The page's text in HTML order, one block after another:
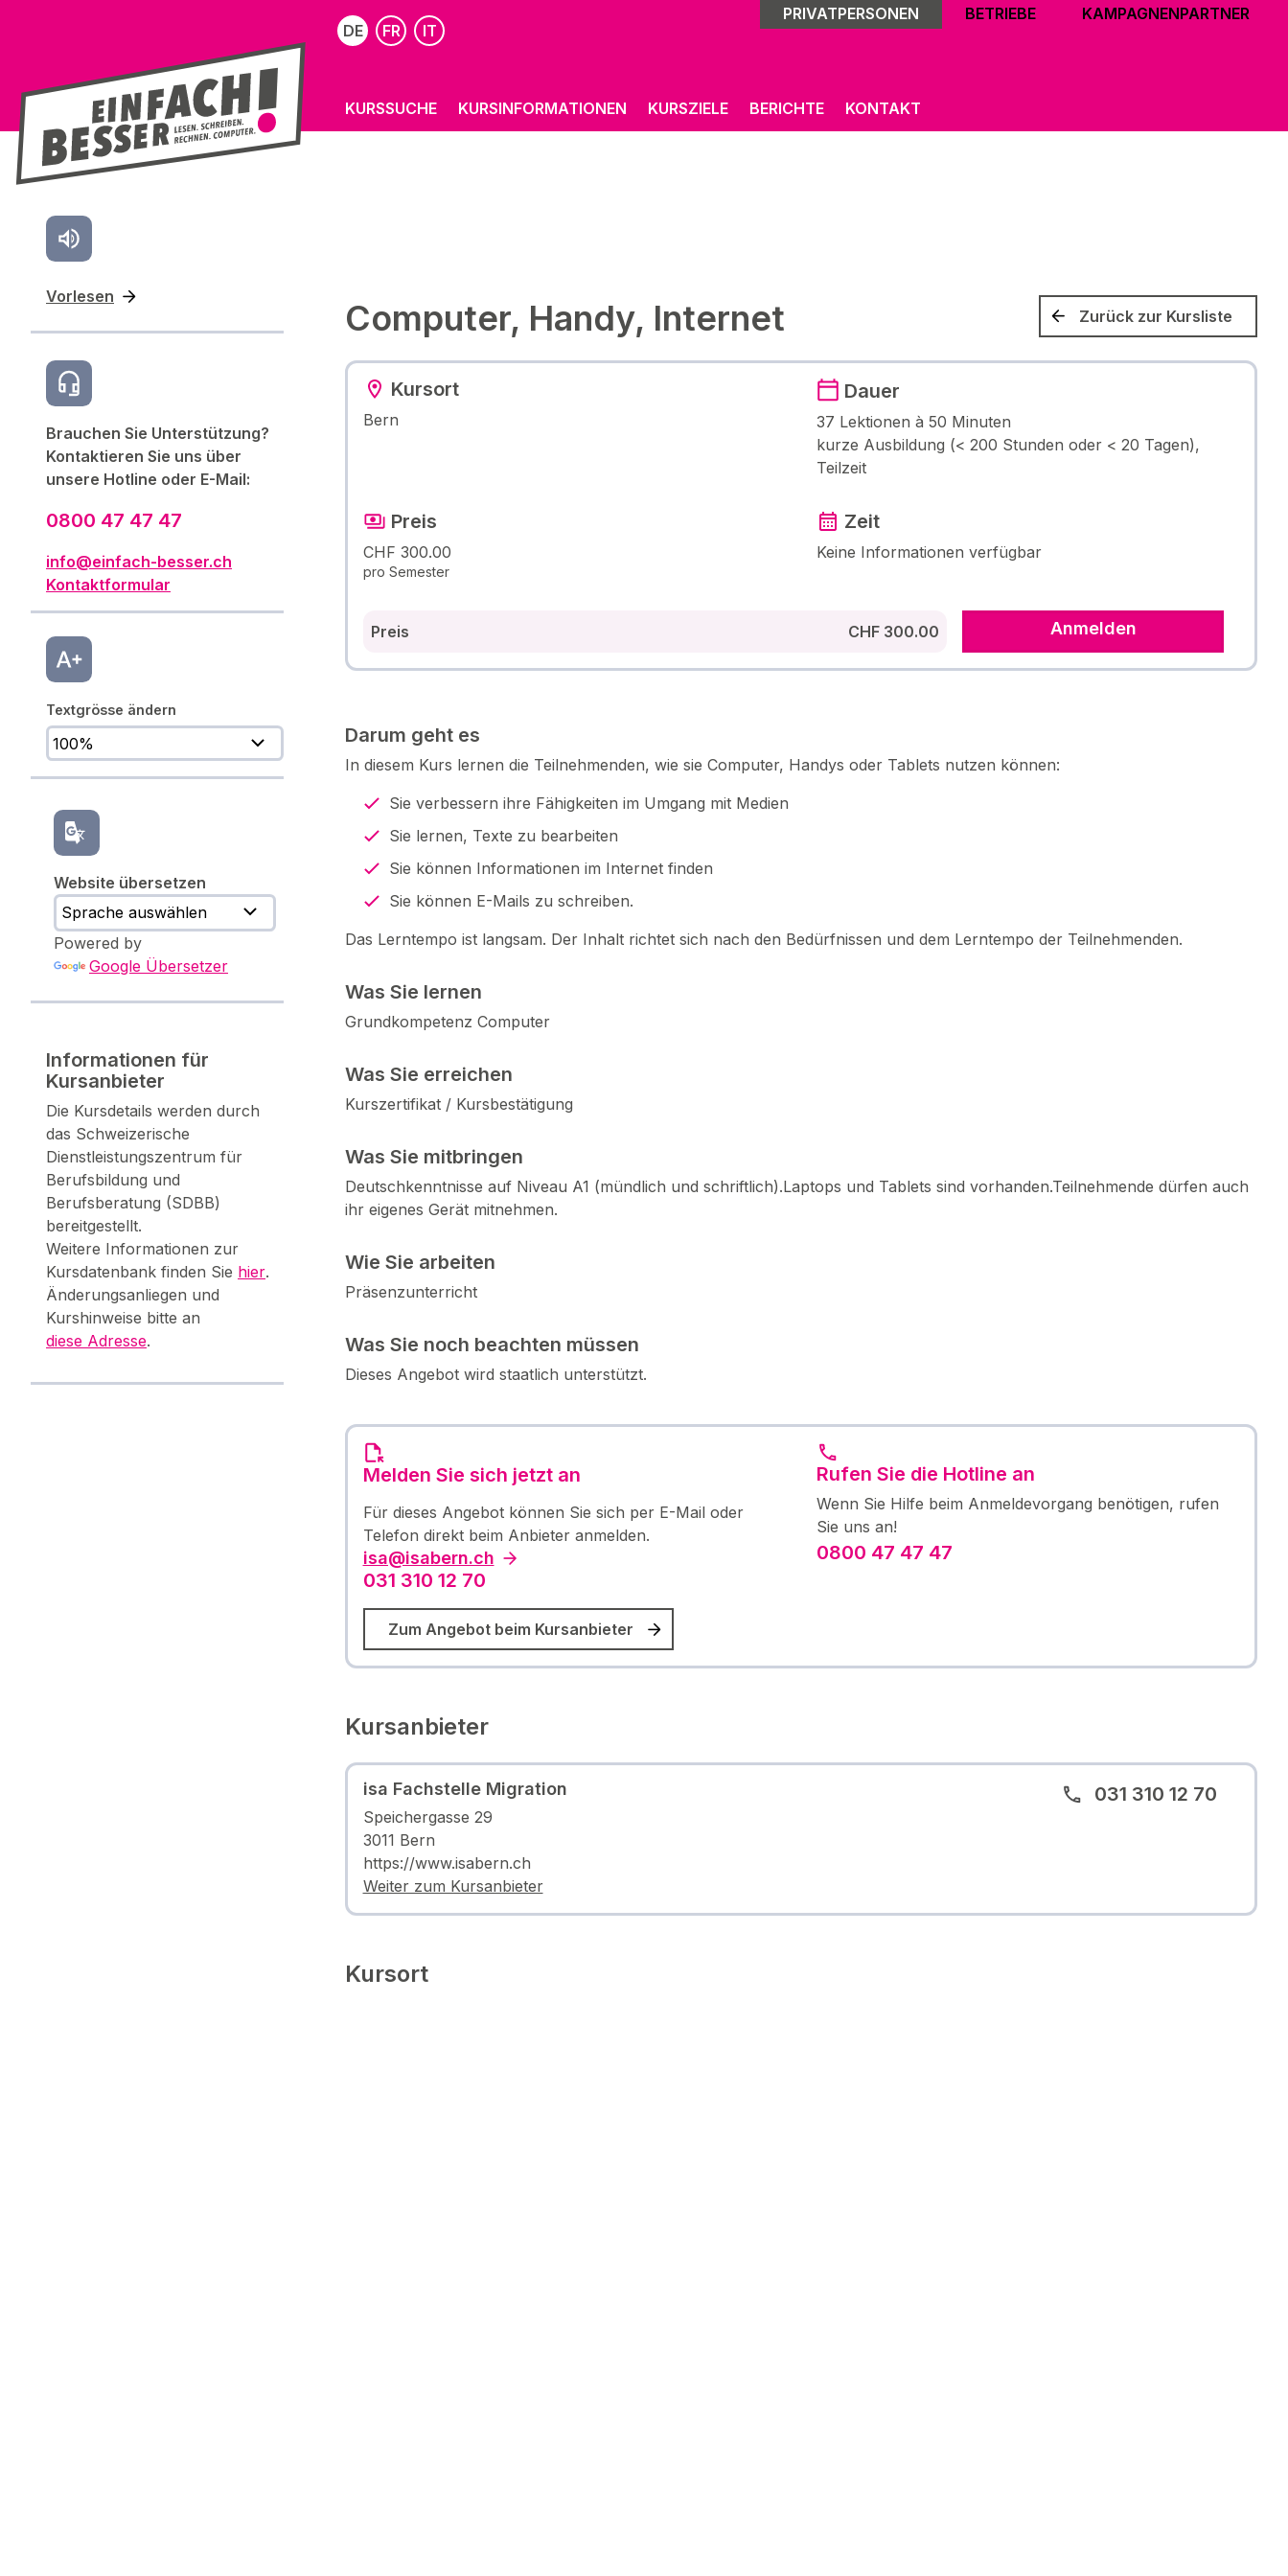
DE FR IT
PRIVATPERSONEN BETRIEBE KAMPAGNENPARTNER
KURSSUCHE KURSINFORMATIONEN KURSZIELE BERICHTE KONTAKT
Vorlesen
Computer, Handy, Internet Zurück zur Kursliste
Brauchen Sie Unterstützung?
Kontaktieren Sie uns über
unsere Hotline oder E-Mail:
0800 47 47 47
info@einfach-besser.ch
Kontaktformular
Textgrösse ändern
Website übersetzen
Powered by
Google Übersetzer
Informationen für
Kursanbieter
Die Kursdetails werden durch
das Schweizerische
Dienstleistungszentrum für
Berufsbildung und
Berufsberatung (SDBB)
bereitgestellt.
Weitere Informationen zur
Kursdatenbank finden Sie hier.
Änderungsanliegen und
Kurshinweise bitte an
diese Adresse.
Kursort
Bern
Dauer
37 Lektionen à 50 Minuten
kurze Ausbildung (< 200 Stunden oder < 20 Tagen),
Teilzeit
Preis
CHF 300.00
pro Semester
Zeit
Keine Informationen verfügbar
Preis CHF 300.00 Anmelden
Darum geht es
In diesem Kurs lernen die Teilnehmenden, wie sie Computer, Handys oder Tablets nutzen können:
Sie verbessern ihre Fähigkeiten im Umgang mit Medien
Sie lernen, Texte zu bearbeiten
Sie können Informationen im Internet finden
Sie können E-Mails zu schreiben.
Das Lerntempo ist langsam. Der Inhalt richtet sich nach den Bedürfnissen und dem Lerntempo der Teilnehmenden.
Was Sie lernen
Grundkompetenz Computer
Was Sie erreichen
Kurszertifikat / Kursbestätigung
Was Sie mitbringen
Deutschkenntnisse auf Niveau A1 (mündlich und schriftlich).Laptops und Tablets sind vorhanden.Teilnehmende dürfen auch
ihr eigenes Gerät mitnehmen.
Wie Sie arbeiten
Präsenzunterricht
Was Sie noch beachten müssen
Dieses Angebot wird staatlich unterstützt.
Melden Sie sich jetzt an
Für dieses Angebot können Sie sich per E-Mail oder
Telefon direkt beim Anbieter anmelden.
isa@isabern.ch
031 310 12 70
Zum Angebot beim Kursanbieter
Rufen Sie die Hotline an
Wenn Sie Hilfe beim Anmeldevorgang benötigen, rufen
Sie uns an!
0800 47 47 47
Kursanbieter
isa Fachstelle Migration
Speichergasse 29
3011 Bern
https://www.isabern.ch
Weiter zum Kursanbieter
031 310 12 70
Kursort